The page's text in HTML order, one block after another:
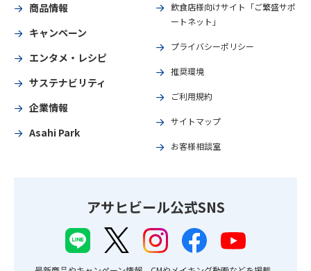
商品情報
キャンペーン
エンタメ・レシピ
サステナビリティ
企業情報
Asahi Park
飲食店様向けサイト「ご繁盛サポ
ートネット」
プライバシーポリシー
推奨環境
ご利用規約
サイトマップ
お客様相談室
アサヒビール公式SNS